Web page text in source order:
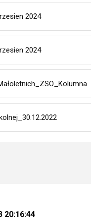
2024
2024
20:16:44